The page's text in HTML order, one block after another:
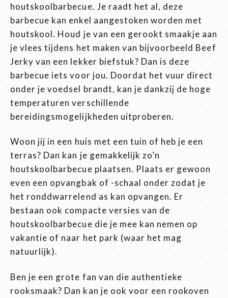
houtskoolbarbecue. Je raadt het al, deze
barbecue kan enkel aangestoken worden met
houtskool. Houd je van een gerookt smaakje aan
je vlees tijdens het maken van bijvoorbeeld Beef
Jerky van een lekker biefstuk? Dan is deze
barbecue iets voor jou. Doordat het vuur direct
onder je voedsel brandt, kan je dankzij de hoge
temperaturen verschillende
bereidingsmogelijkheden uitproberen.
Woon jij in een huis met een tuin of heb je een
terras? Dan kan je gemakkelijk zo’n
houtskoolbarbecue plaatsen. Plaats er gewoon
even een opvangbak of -schaal onder zodat je
het ronddwarrelend as kan opvangen. Er
bestaan ook compacte versies van de
houtskoolbarbecue die je mee kan nemen op
vakantie of naar het park (waar het mag
natuurlijk).
Ben je een grote fan van die authentieke
rooksmaak? Dan kan je ook voor een rookoven